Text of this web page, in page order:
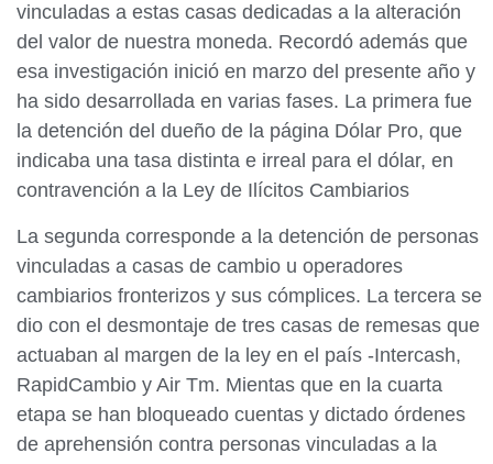
vinculadas a estas casas dedicadas a la alteración
del valor de nuestra moneda. Recordó además que
esa investigación inició en marzo del presente año y
ha sido desarrollada en varias fases. La primera fue
la detención del dueño de la página Dólar Pro, que
indicaba una tasa distinta e irreal para el dólar, en
contravención a la Ley de Ilícitos Cambiarios
La segunda corresponde a la detención de personas
vinculadas a casas de cambio u operadores
cambiarios fronterizos y sus cómplices. La tercera se
dio con el desmontaje de tres casas de remesas que
actuaban al margen de la ley en el país -Intercash,
RapidCambio y Air Tm. Mientas que en la cuarta
etapa se han bloqueado cuentas y dictado órdenes
de aprehensión contra personas vinculadas a la